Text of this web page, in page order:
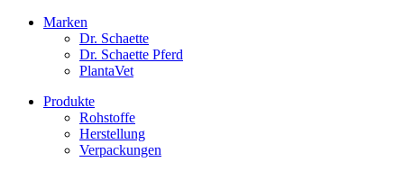
Marken
Dr. Schaette
Dr. Schaette Pferd
PlantaVet
Produkte
Rohstoffe
Herstellung
Verpackungen